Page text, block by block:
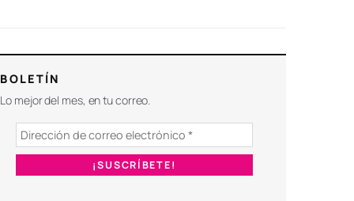
BOLETÍN
Lo mejor del mes, en tu correo.